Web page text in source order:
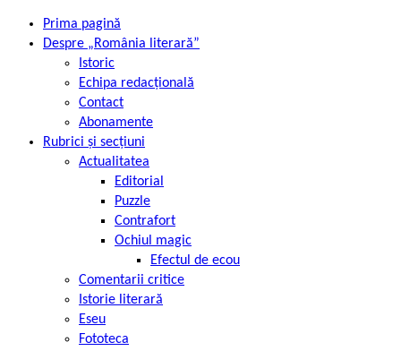
Prima pagină
Despre „România literară”
Istoric
Echipa redacțională
Contact
Abonamente
Rubrici și secțiuni
Actualitatea
Editorial
Puzzle
Contrafort
Ochiul magic
Efectul de ecou
Comentarii critice
Istorie literară
Eseu
Fototeca